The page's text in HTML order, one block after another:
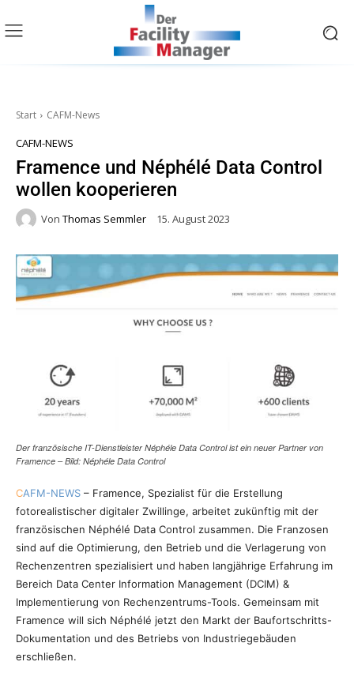
Start CAFM-News
CAFM-NEWS
Framence und Néphélé Data Control
wollen kooperieren
Von Thomas Semmler 15. August 2023
Der französische IT-Dienstleister Néphéle Data Control ist ein neuer Partner von
Framence – Bild: Néphéle Data Control
CAFM-NEWS – Framence, Spezialist für die Erstellung
fotorealistischer digitaler Zwillinge, arbeitet zukünftig mit der
französischen Néphélé Data Control zusammen. Die Franzosen
sind auf die Optimierung, den Betrieb und die Verlagerung von
Rechenzentren spezialisiert und haben langjährige Erfahrung im
Bereich Data Center Information Management (DCIM) &
Implementierung von Rechenzentrums-Tools. Gemeinsam mit
Framence will sich Néphélé jetzt den Markt der Baufortschritts-
Dokumentation und des Betriebs von Industriegebäuden
erschließen.